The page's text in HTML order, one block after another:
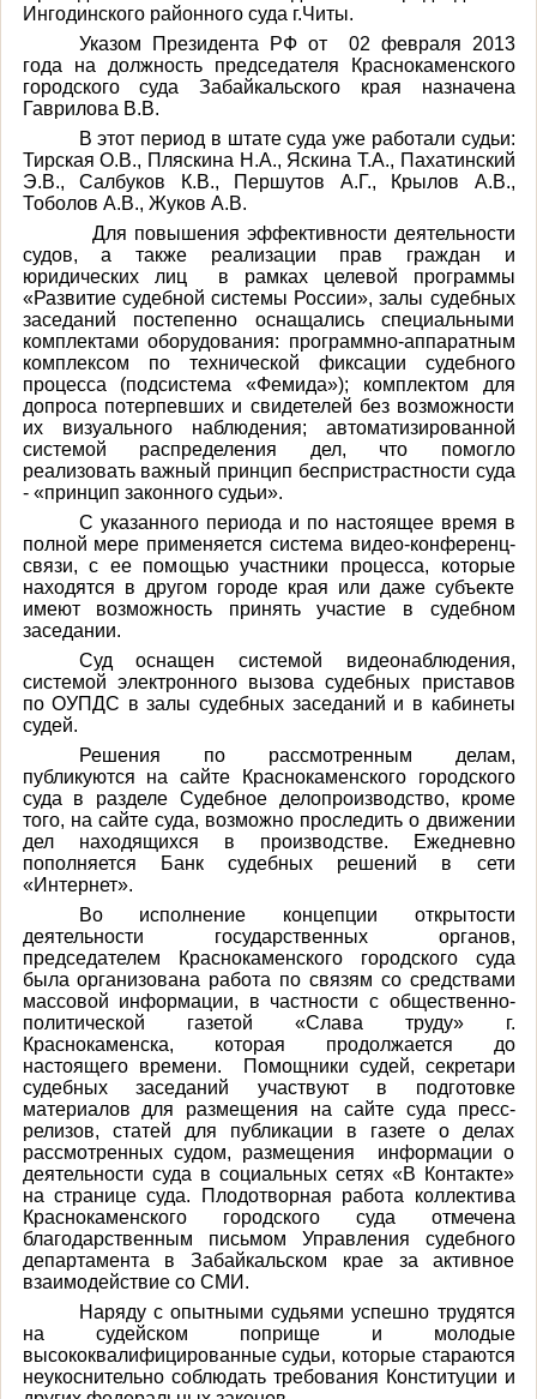
Ингодинского районного суда г.Читы.
Указом Президента РФ от 02 февраля 2013
года на должность председателя Краснокаменского
городского суда Забайкальского края назначена
Гаврилова В.В.
В этот период в штате суда уже работали судьи:
Тирская О.В., Пляскина Н.А., Яскина Т.А., Пахатинский
Э.В., Салбуков К.В., Першутов А.Г., Крылов А.В.,
Тоболов А.В., Жуков А.В.
Для повышения эффективности деятельности
судов, а также реализации прав граждан и
юридических лиц в рамках целевой программы
«Развитие судебной системы России», залы судебных
заседаний постепенно оснащались специальными
комплектами оборудования: программно-аппаратным
комплексом по технической фиксации судебного
процесса (подсистема «Фемида»); комплектом для
допроса потерпевших и свидетелей без возможности
их визуального наблюдения; автоматизированной
системой распределения дел, что помогло
реализовать важный принцип беспристрастности суда
- «принцип законного судьи».
С указанного периода и по настоящее время в
полной мере применяется система видео-конференц-
связи, с ее помощью участники процесса, которые
находятся в другом городе края или даже субъекте
имеют возможность принять участие в судебном
заседании.
Суд оснащен системой видеонаблюдения,
системой электронного вызова судебных приставов
по ОУПДС в залы судебных заседаний и в кабинеты
судей.
Решения по рассмотренным делам,
публикуются на сайте Краснокаменского городского
суда в разделе Судебное делопроизводство, кроме
того, на сайте суда, возможно проследить о движении
дел находящихся в производстве. Ежедневно
пополняется Банк судебных решений в сети
«Интернет».
Во исполнение концепции открытости
деятельности государственных органов,
председателем Краснокаменского городского суда
была организована работа по связям со средствами
массовой информации, в частности с общественно-
политической газетой «Слава труду» г.
Краснокаменска, которая продолжается до
настоящего времени. Помощники судей, секретари
судебных заседаний участвуют в подготовке
материалов для размещения на сайте суда пресс-
релизов, статей для публикации в газете о делах
рассмотренных судом, размещения информации о
деятельности суда в социальных сетях «В Контакте»
на странице суда. Плодотворная работа коллектива
Краснокаменского городского суда отмечена
благодарственным письмом Управления судебного
департамента в Забайкальском крае за активное
взаимодействие со СМИ.
Наряду с опытными судьями успешно трудятся
на судейском поприще и молодые
высококвалифицированные судьи, которые стараются
неукоснительно соблюдать требования Конституции и